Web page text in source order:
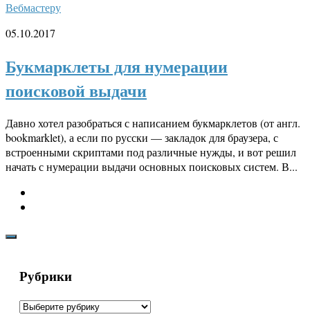
Вебмастеру
05.10.2017
Букмарклеты для нумерации
поисковой выдачи
Давно хотел разобраться с написанием букмарклетов (от англ.
bookmarklet), а если по русски — закладок для браузера, с
встроенными скриптами под различные нужды, и вот решил
начать с нумерации выдачи основных поисковых систем. В...
Рубрики
Рубрики